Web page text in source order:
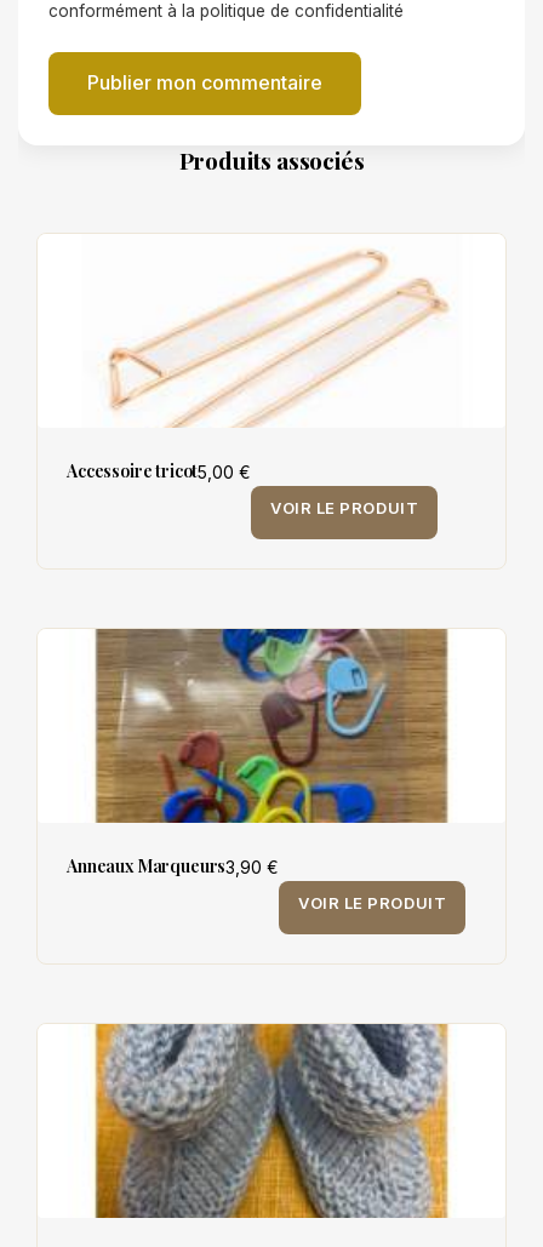
conformément à la politique de confidentialité
Publier mon commentaire
Produits associés
Accessoire tricot5,00 €
VOIR LE PRODUIT
Anneaux Marqueurs3,90 €
VOIR LE PRODUIT